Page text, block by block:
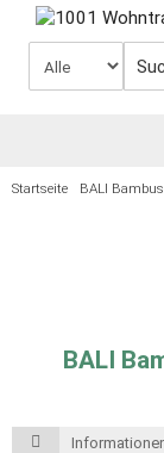
Startseite BALI
BALI